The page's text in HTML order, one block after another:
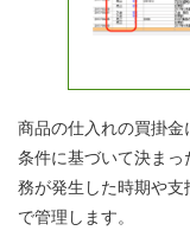
商品の仕入れの買掛金
条件に基づいて決ま
務が発生した時期や支
で管理します。